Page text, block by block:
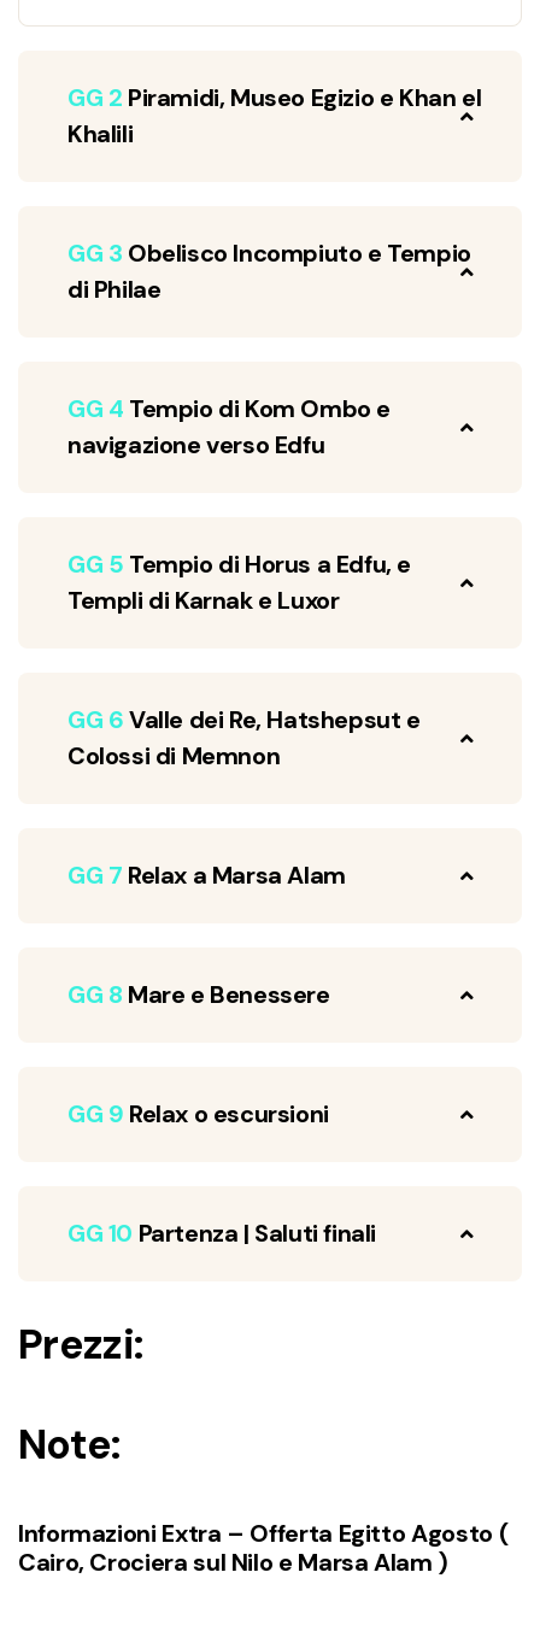
GG 2 Piramidi, Museo Egizio e Khan el
Khalili
GG 3 Obelisco Incompiuto e Tempio
di Philae
GG 4 Tempio di Kom Ombo e
navigazione verso Edfu
GG 5 Tempio di Horus a Edfu, e
Templi di Karnak e Luxor
GG 6Valle dei Re, Hatshepsut e
Colossi di Memnon
GG 7 Relax a Marsa Alam
GG 8 Mare e Benessere
GG 9 Relax o escursioni
GG 10 Partenza | Saluti finali
Prezzi:
Note:
Informazioni Extra – Offerta Egitto Agosto (
Cairo, Crociera sul Nilo e Marsa Alam )